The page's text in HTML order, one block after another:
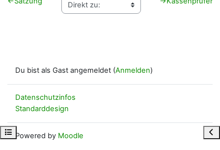
Kursindex öffnen
Du bist als Gast angemeldet (Anmelden)
Datenschutzinfos
Standarddesign
Powered by Moodle